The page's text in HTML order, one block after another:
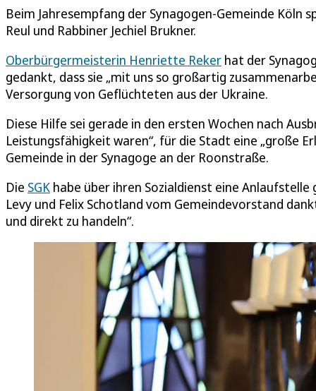
Beim Jahresempfang der Synagogen-Gemeinde
Reul und Rabbiner Jechiel Brukner.
Oberbürgermeisterin Henriette Reker hat der
gedankt, dass sie „mit uns so großartig
Versorgung von Geflüchteten aus der Ukraine.
Diese Hilfe sei gerade in den ersten Wochen nach
Leistungsfähigkeit waren“, für die Stadt eine „große
Gemeinde in der Synagoge an der Roonstraße.
Die SGK habe über ihren Sozialdienst eine
Levy und Felix Schotland vom Gemeindevorstand
und direkt zu handeln“.